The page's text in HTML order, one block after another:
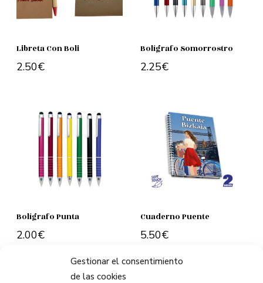
Gestionar el consentimiento
de las cookies
Libreta Con Boli
2.50€
Bolígrafo Somorrostro
2.25€
Bolígrafo Punta
2.00€
Cuaderno Puente
5.50€